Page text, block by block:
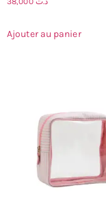
Ajouter au panier